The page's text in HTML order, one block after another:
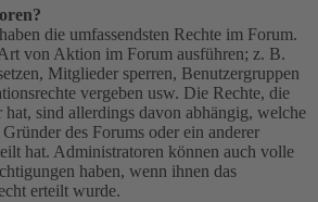
die umfassendsten Rechte im Forum.
von Aktion im Forum ausführen; z. B.
Mitglieder sperren, Benutzergruppen
vergeben usw. Die Rechte, die
sind allerdings davon abhängig, welche
des Forums oder ein anderer
hat. Administratoren können auch volle
haben, wenn ihnen das
erteilt wurde.